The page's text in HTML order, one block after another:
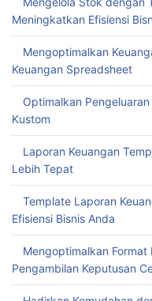
Meningkatkan Efisiensi
Mengoptimalkan
Keuangan Spreadsheet
Optimalkan
Kustom
Laporan Keuangan
Lebih Tepat
Template Laporan
Efisiensi Bisnis Anda
Mengoptimalkan Format
Pengambilan Keputusan